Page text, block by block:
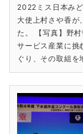
2022ミス日本み
大使上村さや香が
た。 【写真】野
サービス産業に挑
ぐり、その取組を